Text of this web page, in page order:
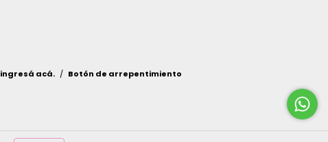
ingresá acá. / Botón de arrepentimiento